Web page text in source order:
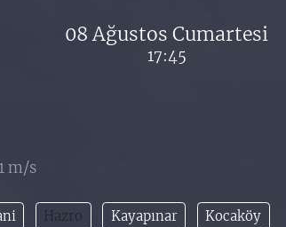
08 Ağustos Cumartesi
17:45
m/s
Hazro Kayapınar Kocaköy